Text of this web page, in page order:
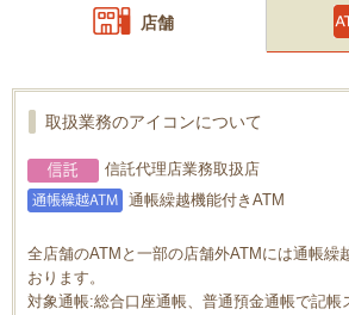
店舗
取扱業務のアイコンについて
信託代理店業務取扱店
通帳繰越機能付きATM
全店舗のATMと一部の店舗外ATMには通帳繰
おります。
対象通帳:総合口座通帳、普通預金通帳で記帳